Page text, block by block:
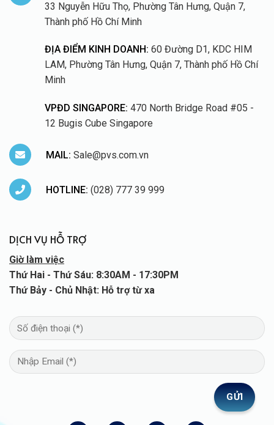
33 Nguyễn Hữu Thọ, Phường Tân Hưng, Quận 7,
Thành phố Hồ Chí Minh
ĐỊA ĐIỂM KINH DOANH: 60 Đường D1, KDC HIM
LAM, Phường Tân Hưng, Quận 7, Thành phố Hồ Chí
Minh
VPĐD SINGAPORE: 470 North Bridge Road #05 -
12 Bugis Cube Singapore
MAIL: Sale@pvs.com.vn
HOTLINE: (028) 777 39 999
DỊCH VỤ HỖ TRỢ
Giờ làm việc
Thứ Hai - Thứ Sáu: 8:30AM - 17:30PM
Thứ Bảy - Chủ Nhật: Hỗ trợ từ xa